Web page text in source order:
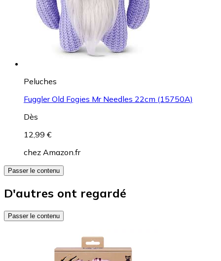
Peluches
Fuggler Old Fogies Mr Needles 22cm (15750A)
Dès
12,99 €
chez Amazon.fr
Passer le contenu
D'autres ont regardé
Passer le contenu